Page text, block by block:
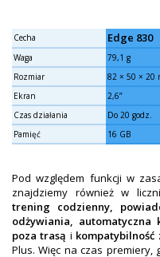
Cecha Edge 830
Waga 79,1 g
Rozmiar
82 × 50 × 20
Ekran
2,6”
Czas działania
Do 20 godz.
Pamięć
16 GB
Pod względem funkcji w
znajdziemy również w
trening codzienny,
odżywiania, automatyczna
poza trasą i kompatybilność
Plus. Więc na czas premiery,